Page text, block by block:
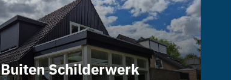
Buiten Schilderwerk